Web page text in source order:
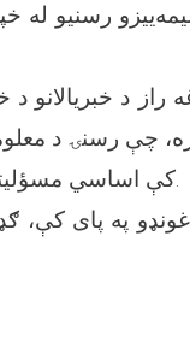
رسنیو له
راز د خبریالانو
چې رسنۍ د
کې اساسي مسؤلیتونه لري او کولای شي، چې د منفي او غلطو تبلیغاتو د خپرېدو مخه ونیسي.
په پای کې،